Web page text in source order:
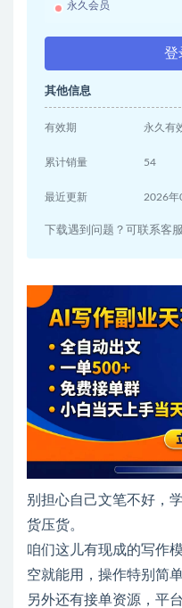
永久会员
登
其他信息
有效期 永久有
累计销量 54
最近更新 2026年
下载遇到问题？可联系客
别担心自己文笔不好，
货压货。
咱们这儿有现成的写作
空就能用，操作特别简
另外还有接单资源，平